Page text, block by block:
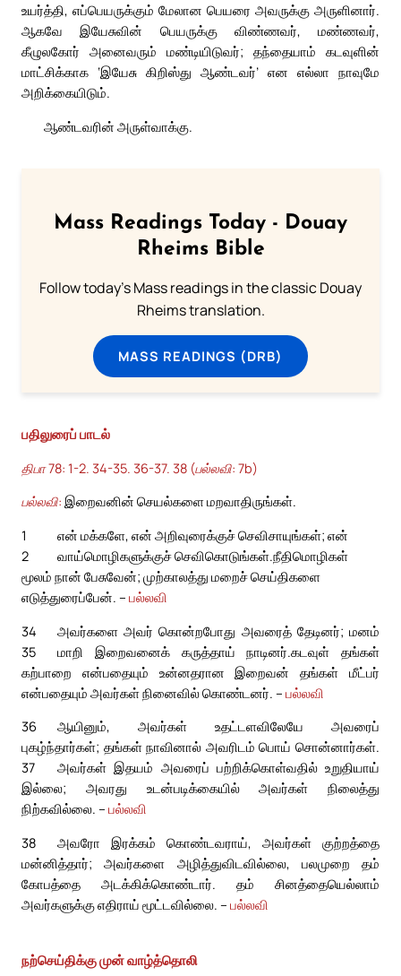
உயர்த்தி, எப்பெயருக்கும் மேலான பெயரை அவருக்கு அருளினார்.
ஆகவே இயேசுவின் பெயருக்கு விண்ணவர், மண்ணவர்,
கீழுலகோர் அனைவரும் மண்டியிடுவர்; தந்தையாம் கடவுளின்
மாட்சிக்காக ‘இயேசு கிறிஸ்து ஆண்டவர்’ என எல்லா நாவுமே
அறிக்கையிடும்.
ஆண்டவரின் அருள்வாக்கு.
Mass Readings Today - Douay
Rheims Bible
Follow today's Mass readings in the classic Douay
Rheims translation.
MASS READINGS (DRB)
பதிலுரைப் பாடல்
திபா 78: 1-2. 34-35. 36-37. 38 (பல்லவி: 7b)
பல்லவி: இறைவனின் செயல்களை மறவாதிருங்கள்.
1
என் மக்களே, என் அறிவுரைக்குச் செவிசாயுங்கள்; என்
வாய்மொழிகளுக்குச் செவிகொடுங்கள்.
2
நீதிமொழிகள்
மூலம் நான் பேசுவேன்; முற்காலத்து மறைச் செய்திகளை
எடுத்துரைப்பேன். – பல்லவி
34
அவர்களை அவர் கொன்றபோது அவரைத் தேடினர்; மனம்
மாறி இறைவனைக் கருத்தாய் நாடினர்.
35
கடவுள் தங்கள்
கற்பாறை என்பதையும் உன்னதரான இறைவன் தங்கள் மீட்பர்
என்பதையும் அவர்கள் நினைவில் கொண்டனர். – பல்லவி
36
ஆயினும், அவர்கள் உதட்டளவிலேயே அவரைப்
புகழ்ந்தார்கள்; தங்கள் நாவினால் அவரிடம் பொய் சொன்னார்கள்.
37
அவர்கள் இதயம் அவரைப் பற்றிக்கொள்வதில் உறுதியாய்
இல்லை; அவரது உடன்படிக்கையில் அவர்கள் நிலைத்து
நிற்கவில்லை. – பல்லவி
38
அவரோ இரக்கம் கொண்டவராய், அவர்கள் குற்றத்தை
மன்னித்தார்; அவர்களை அழித்துவிடவில்லை, பலமுறை தம்
கோபத்தை அடக்கிக்கொண்டார். தம் சினத்தையெல்லாம்
அவர்களுக்கு எதிராய் மூட்டவில்லை. – பல்லவி
நற்செய்திக்கு முன் வாழ்த்தொலி